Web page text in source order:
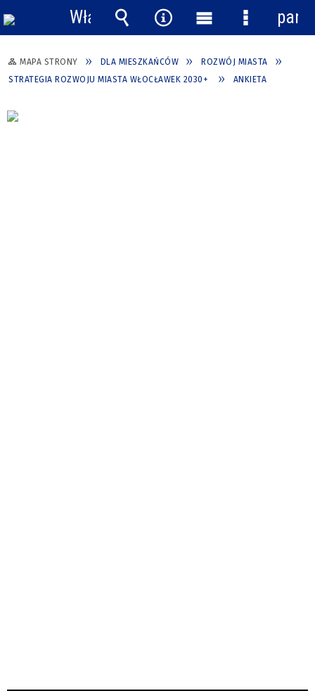
MAPA STRONY DLA MIESZKAŃCÓW
ROZWÓJ MIASTA
STRATEGIA ROZWOJU MIASTA WŁOCŁAWEK 2030+
ANKIETA
Włącz
powiadomienia
Wyszukiwarka
Narzędzia
Menu
główne
Menu
panel